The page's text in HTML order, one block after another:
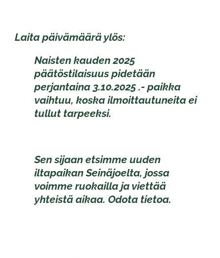
Laita päivämäärä ylös:
Naisten kauden 2025
päätöstilaisuus pidetään
perjantaina 3.10.2025 .- paikka
vaihtuu, koska ilmoittautuneita ei
tullut tarpeeksi.
Sen sijaan etsimme uuden
iltapaikan Seinäjoelta, jossa
voimme ruokailla ja viettää
yhteistä aikaa. Odota tietoa.